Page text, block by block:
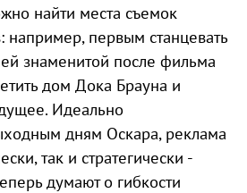
найти места съемок
первым станцевать
знаменитой после фильма
дом Дока Брауна и
Идеально
дням Оскара, реклама
так и стратегически -
думают о гибкости